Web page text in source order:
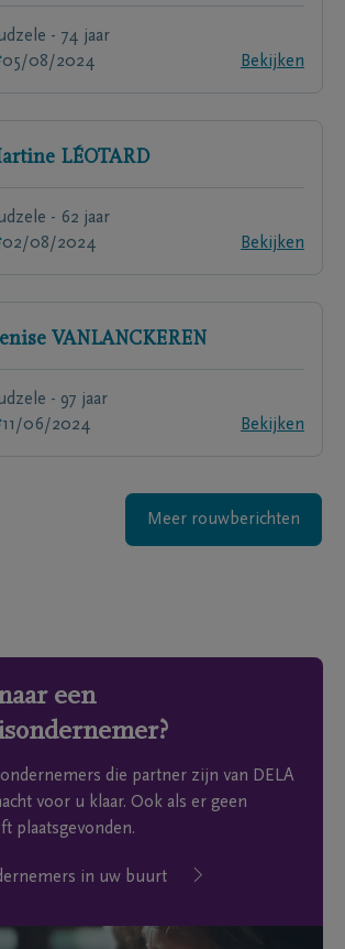
- 74 jaar
05/08/2024
Bekijken
LÉOTARD
- 62 jaar
02/08/2024
Bekijken
VANLANCKEREN
- 97 jaar
11/06/2024
Bekijken
Meer rouwberichten
een
die partner zijn van DELA
voor u klaar. Ook als er geen
plaatsgevonden.
in uw buurt